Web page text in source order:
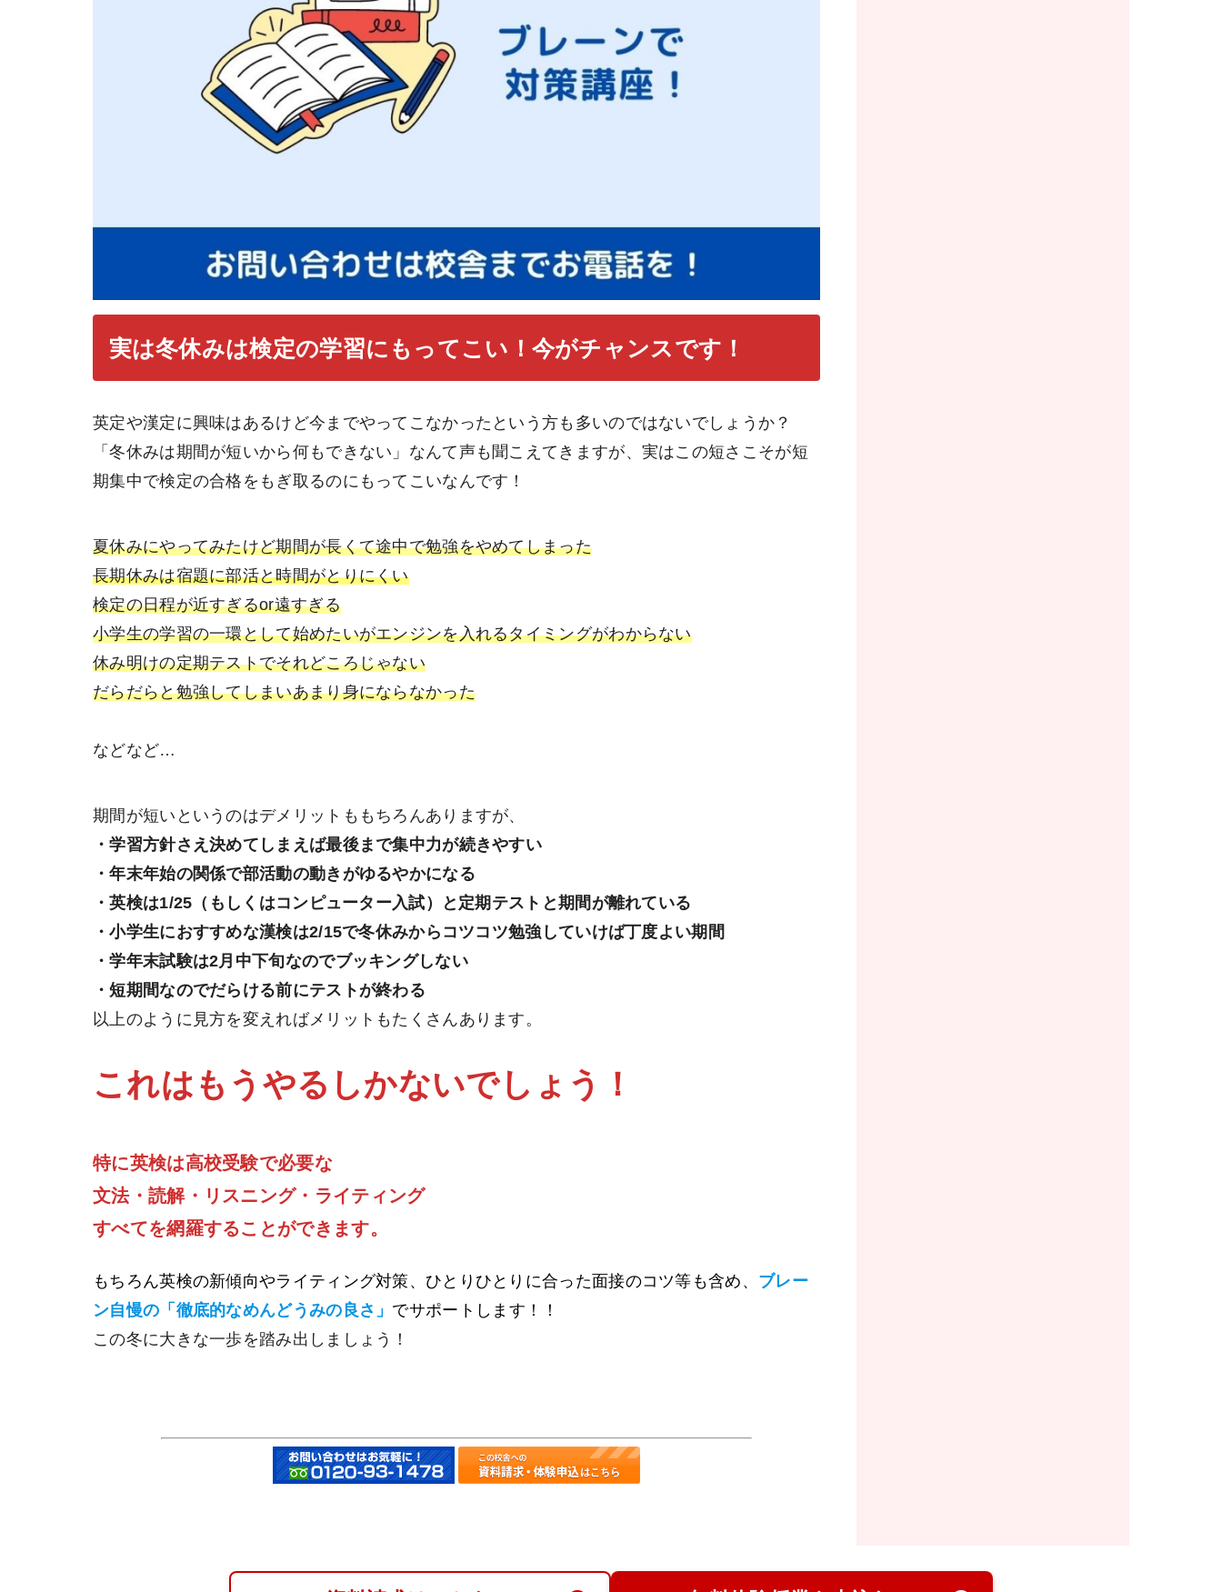
実は冬休みは検定の学習にもってこい！今がチャンスです！
英定や漢定に興味はあるけど今までやってこなかったという方も多いのではないでしょうか？
「冬休みは期間が短いから何もできない」なんて声も聞こえてきますが、実はこの短さこそが短
期集中で検定の合格をもぎ取るのにもってこいなんです！
夏休みにやってみたけど期間が長くて途中で勉強をやめてしまった
長期休みは宿題に部活と時間がとりにくい
検定の日程が近すぎるor遠すぎる
小学生の学習の一環として始めたいがエンジンを入れるタイミングがわからない
休み明けの定期テストでそれどころじゃない
だらだらと勉強してしまいあまり身にならなかった
などなど…
期間が短いというのはデメリットももちろんありますが、
・学習方針さえ決めてしまえば最後まで集中力が続きやすい
・年末年始の関係で部活動の動きがゆるやかになる
・英検は1/25（もしくはコンピューター入試）と定期テストと期間が離れている
・小学生におすすめな漢検は2/15で冬休みからコツコツ勉強していけば丁度よい期間
・学年末試験は2月中下旬なのでブッキングしない
・短期間なのでだらける前にテストが終わる
以上のように見方を変えればメリットもたくさんあります。
これはもうやるしかないでしょう！
特に英検は高校受験で必要な
文法・読解・リスニング・ライティング
すべてを網羅することができます。
もちろん英検の新傾向やライティング対策、ひとりひとりに合った面接のコツ等も含め、 ブレー
ン自慢の「徹底的なめんどうみの良さ」 でサポートします！！
この冬に大きな一歩を踏み出しましょう！